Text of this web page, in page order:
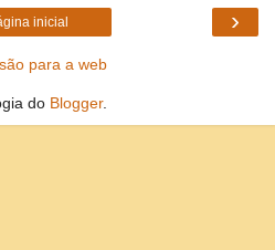
›
inicial
para a web
do Blogger.